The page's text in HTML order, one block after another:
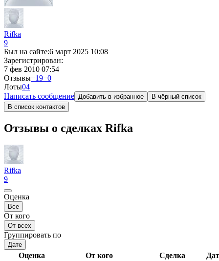
Rifka
9
Был на сайте:6 март 2025 10:08
Зарегистрирован:
7 фев 2010 07:54
Отзывы+19−0
Лоты04
Написать сообщение Добавить в избранное
В чёрный список
В список контактов
Отзывы о сделках Rifka
Rifka
9
Оценка
Все
От кого
От всех
Группировать по
Дате
Оценка От кого Сделка